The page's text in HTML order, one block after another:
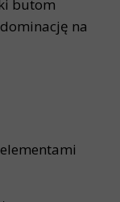
butom
na